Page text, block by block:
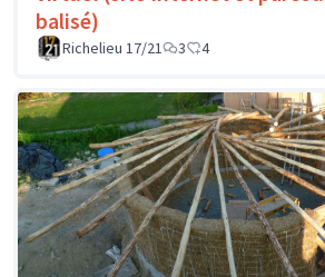
balisé)
Richelieu 17/21 3 4